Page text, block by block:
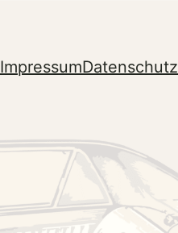
ImpressumDatenschutz